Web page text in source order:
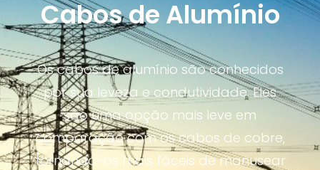
Cabos de Alumínio
Os cabos de alumínio são conhecidos
por sua leveza e condutividade. Eles
são uma opção mais leve em
comparação com os cabos de cobre,
tornando-os mais fáceis de manusear